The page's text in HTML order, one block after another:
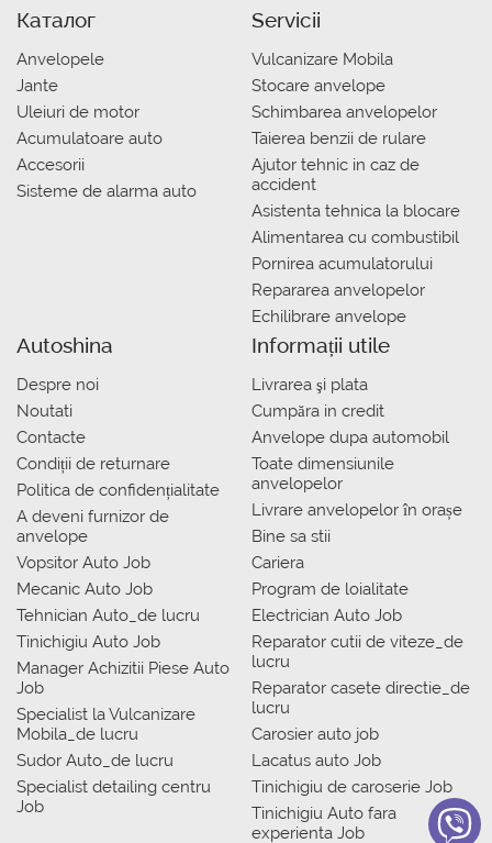
Каталог
Anvelopele
Jante
Uleiuri de motor
Acumulatoare auto
Accesorii
Sisteme de alarma auto
Servicii
Vulcanizare Mobila
Stocare anvelope
Schimbarea anvelopelor
Taierea benzii de rulare
Ajutor tehnic in caz de
accident
Asistenta tehnica la blocare
Alimentarea cu combustibil
Pornirea acumulatorului
Repararea anvelopelor
Echilibrare anvelope
Autoshina
Despre noi
Noutati
Contacte
Condiții de returnare
Politica de confidențialitate
A deveni furnizor de
anvelope
Vopsitor Auto Job
Mecanic Auto Job
Tehnician Auto_de lucru
Tinichigiu Auto Job
Manager Achizitii Piese Auto
Job
Specialist la Vulcanizare
Mobila_de lucru
Sudor Auto_de lucru
Specialist detailing centru
Job
Informații utile
Livrarea şi plata
Сumpăra in credit
Anvelope dupa automobil
Toate dimensiunile
anvelopelor
Livrare anvelopelor în orașe
Bine sa stii
Cariera
Program de loialitate
Electrician Auto Job
Reparator cutii de viteze_de
lucru
Reparator casete directie_de
lucru
Carosier auto job
Lacatus auto Job
Tinichigiu de caroserie Job
Tinichigiu Auto fara
experienta Job